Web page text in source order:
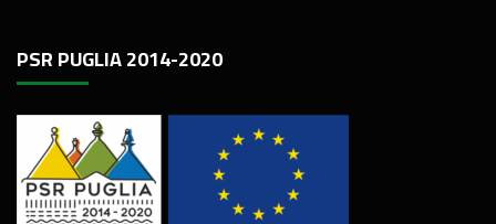
PSR PUGLIA 2014-2020